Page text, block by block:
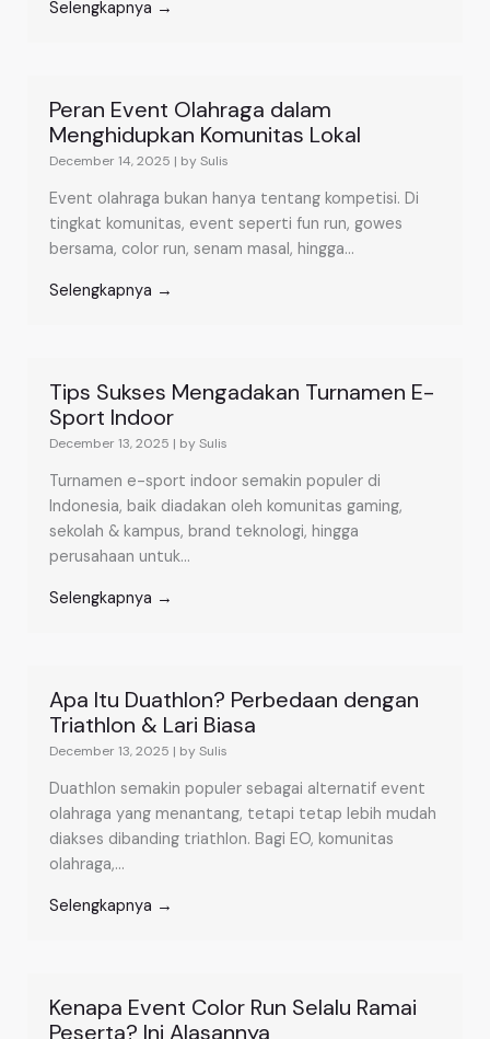
Selengkapnya →
Peran Event Olahraga dalam
Menghidupkan Komunitas Lokal
December 14, 2025 | by Sulis
Event olahraga bukan hanya tentang kompetisi. Di
tingkat komunitas, event seperti fun run, gowes
bersama, color run, senam masal, hingga...
Selengkapnya →
Tips Sukses Mengadakan Turnamen E-
Sport Indoor
December 13, 2025 | by Sulis
Turnamen e-sport indoor semakin populer di
Indonesia, baik diadakan oleh komunitas gaming,
sekolah & kampus, brand teknologi, hingga
perusahaan untuk...
Selengkapnya →
Apa Itu Duathlon? Perbedaan dengan
Triathlon & Lari Biasa
December 13, 2025 | by Sulis
Duathlon semakin populer sebagai alternatif event
olahraga yang menantang, tetapi tetap lebih mudah
diakses dibanding triathlon. Bagi EO, komunitas
olahraga,...
Selengkapnya →
Kenapa Event Color Run Selalu Ramai
Peserta? Ini Alasannya